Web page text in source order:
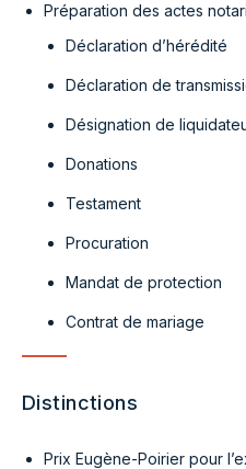
Préparation des actes
Déclaration d’hérédité
Déclaration de
Désignation de
Donations
Testament
Procuration
Mandat de protection
Contrat de mariage
Distinctions
Prix Eugène-Poirier pour